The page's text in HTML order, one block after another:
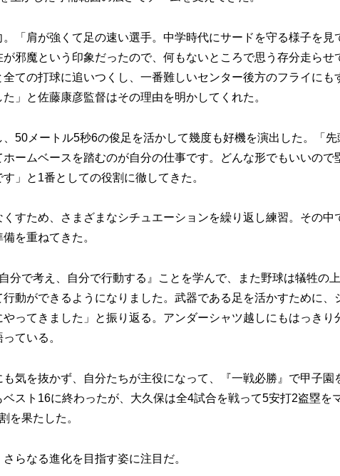
「肩が強くて足の速い選手。中学時代にサードを守る様子を見
邪魔という印象だったので、何もないところで思う存分走らせ
ての打球に追いつくし、一番難しいセンター後方のフライにも
」と佐藤康彦監督はその理由を明かしてくれた。
50メートル5秒6の俊足を活かして幾度も好機を演出した。「先
ームベースを踏むのが自分の仕事です。どんな形でもいいので
」と1番としての役割に徹してきた。
すため、さまざまなシチュエーションを繰り返し練習。その中
を重ねてきた。
で考え、自分で行動する』ことを学んで、また野球は犠牲の
動ができるようになりました。武器である足を活かすために、
ってきました」と振り返る。アンダーシャツ越しにもはっきり
ている。
気を抜かず、自分たちが主役になって、『一戦必勝』で甲子園
スト16に終わったが、大久保は全4試合を戦って5安打2盗塁を
を果たした。
らなる進化を目指す姿に注目だ。